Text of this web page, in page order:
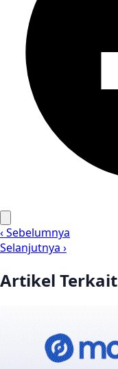
‹ Sebelumnya
Selanjutnya ›
Artikel Terkait